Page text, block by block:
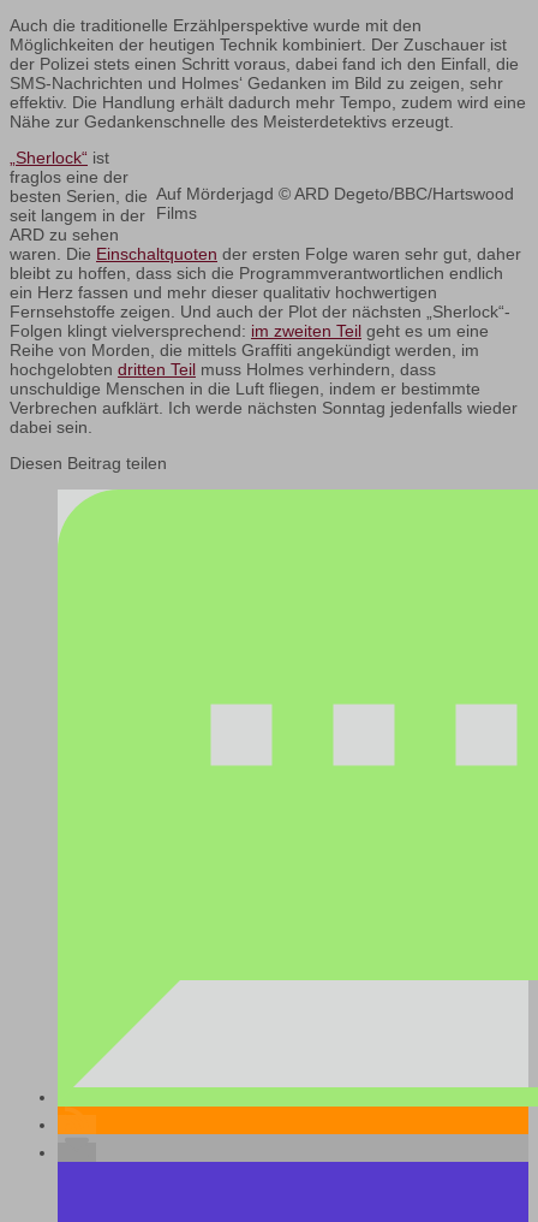
Auch die traditionelle Erzählperspektive wurde mit den
Möglichkeiten der heutigen Technik kombiniert. Der Zuschauer ist
der Polizei stets einen Schritt voraus, dabei fand ich den Einfall, die
SMS-Nachrichten und Holmes‘ Gedanken im Bild zu zeigen, sehr
effektiv. Die Handlung erhält dadurch mehr Tempo, zudem wird eine
Nähe zur Gedankenschnelle des Meisterdetektivs erzeugt.
Auf Mörderjagd © ARD Degeto/BBC/Hartswood
Films
„Sherlock“ ist
fraglos eine der
besten Serien, die
seit langem in der
ARD zu sehen
waren. Die Einschaltquoten der ersten Folge waren sehr gut, daher
bleibt zu hoffen, dass sich die Programmverantwortlichen endlich
ein Herz fassen und mehr dieser qualitativ hochwertigen
Fernsehstoffe zeigen. Und auch der Plot der nächsten „Sherlock“-
Folgen klingt vielversprechend: im zweiten Teil geht es um eine
Reihe von Morden, die mittels Graffiti angekündigt werden, im
hochgelobten dritten Teil muss Holmes verhindern, dass
unschuldige Menschen in die Luft fliegen, indem er bestimmte
Verbrechen aufklärt. Ich werde nächsten Sonntag jedenfalls wieder
dabei sein.
Diesen Beitrag teilen